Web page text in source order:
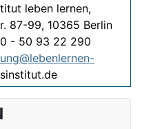
leben lernen,
87-99, 10365 Berlin
- 50 93 22 290